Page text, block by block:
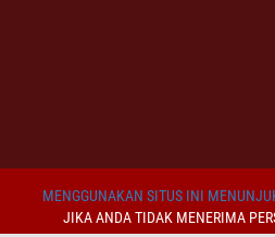
MENGGUNAKAN SITUS INI
JIKA ANDA TIDAK MENERIMA